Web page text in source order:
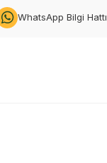
WhatsApp Bilgi Hattı